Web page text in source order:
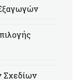
Σχεδίων